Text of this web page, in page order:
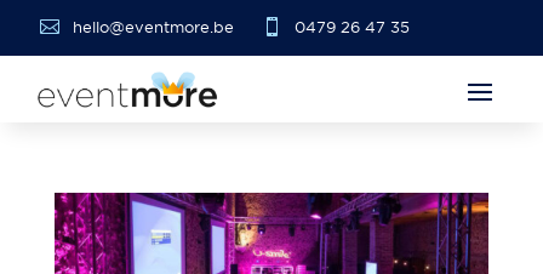
 hello@eventmore.be  0479 26 47 35